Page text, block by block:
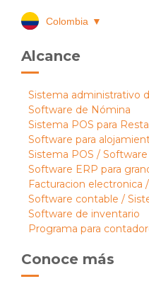
Colombia ▼
Alcance
Sistema administrativo
Software de Nómina
Sistema POS para
Software para
Sistema POS / Software
Software ERP para
Facturacion electronica
Software contable /
Software de inventario
Programa para
Conoce más